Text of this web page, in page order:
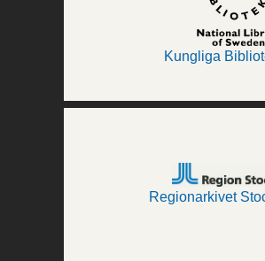
Kungliga
Regionarkivet